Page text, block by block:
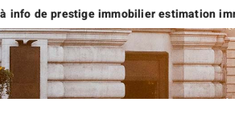
de prestige immobilier estimation